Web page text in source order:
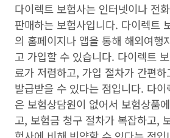
다이렉트 보험사는 인터넷이나 전
판매하는 보험사입니다. 다이렉트
의 홈페이지나 앱을 통해 해외여행
고 가입할 수 있습니다. 다이렉트
료가 저렴하고, 가입 절차가 간편
발급받을 수 있다는 점입니다. 다
은 보험상담원이 없어서 보험상품
고, 보험금 청구 절차가 복잡하고,